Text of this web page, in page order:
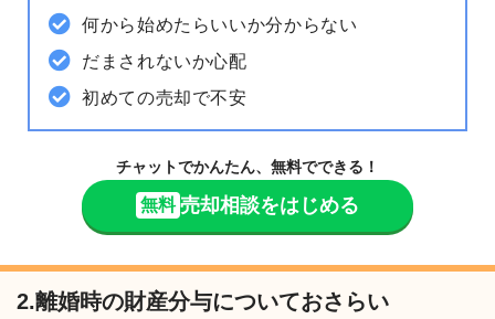
何から始めたらいいか分からない
だまされないか心配
初めての売却で不安
チャットでかんたん、無料でできる！
無料 売却相談をはじめる
2.離婚時の財産分与についておさらい